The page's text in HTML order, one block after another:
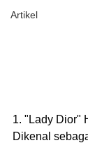
Artikel
1. "Lady Dior"
Dikenal